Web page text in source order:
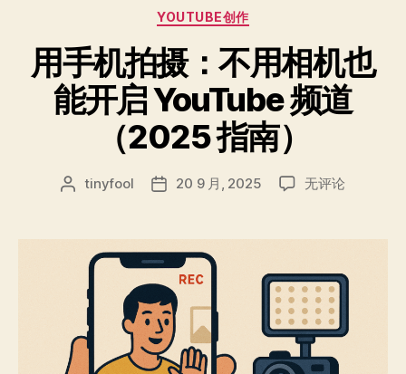
分
YOUTUBE创作
用手机拍摄：不用相机也
能开启 YouTube 频道
（2025 指南）
文
者
tinyfool
发
期
20 9 月, 2025
用
拍
不
用
相
机
也
无评论